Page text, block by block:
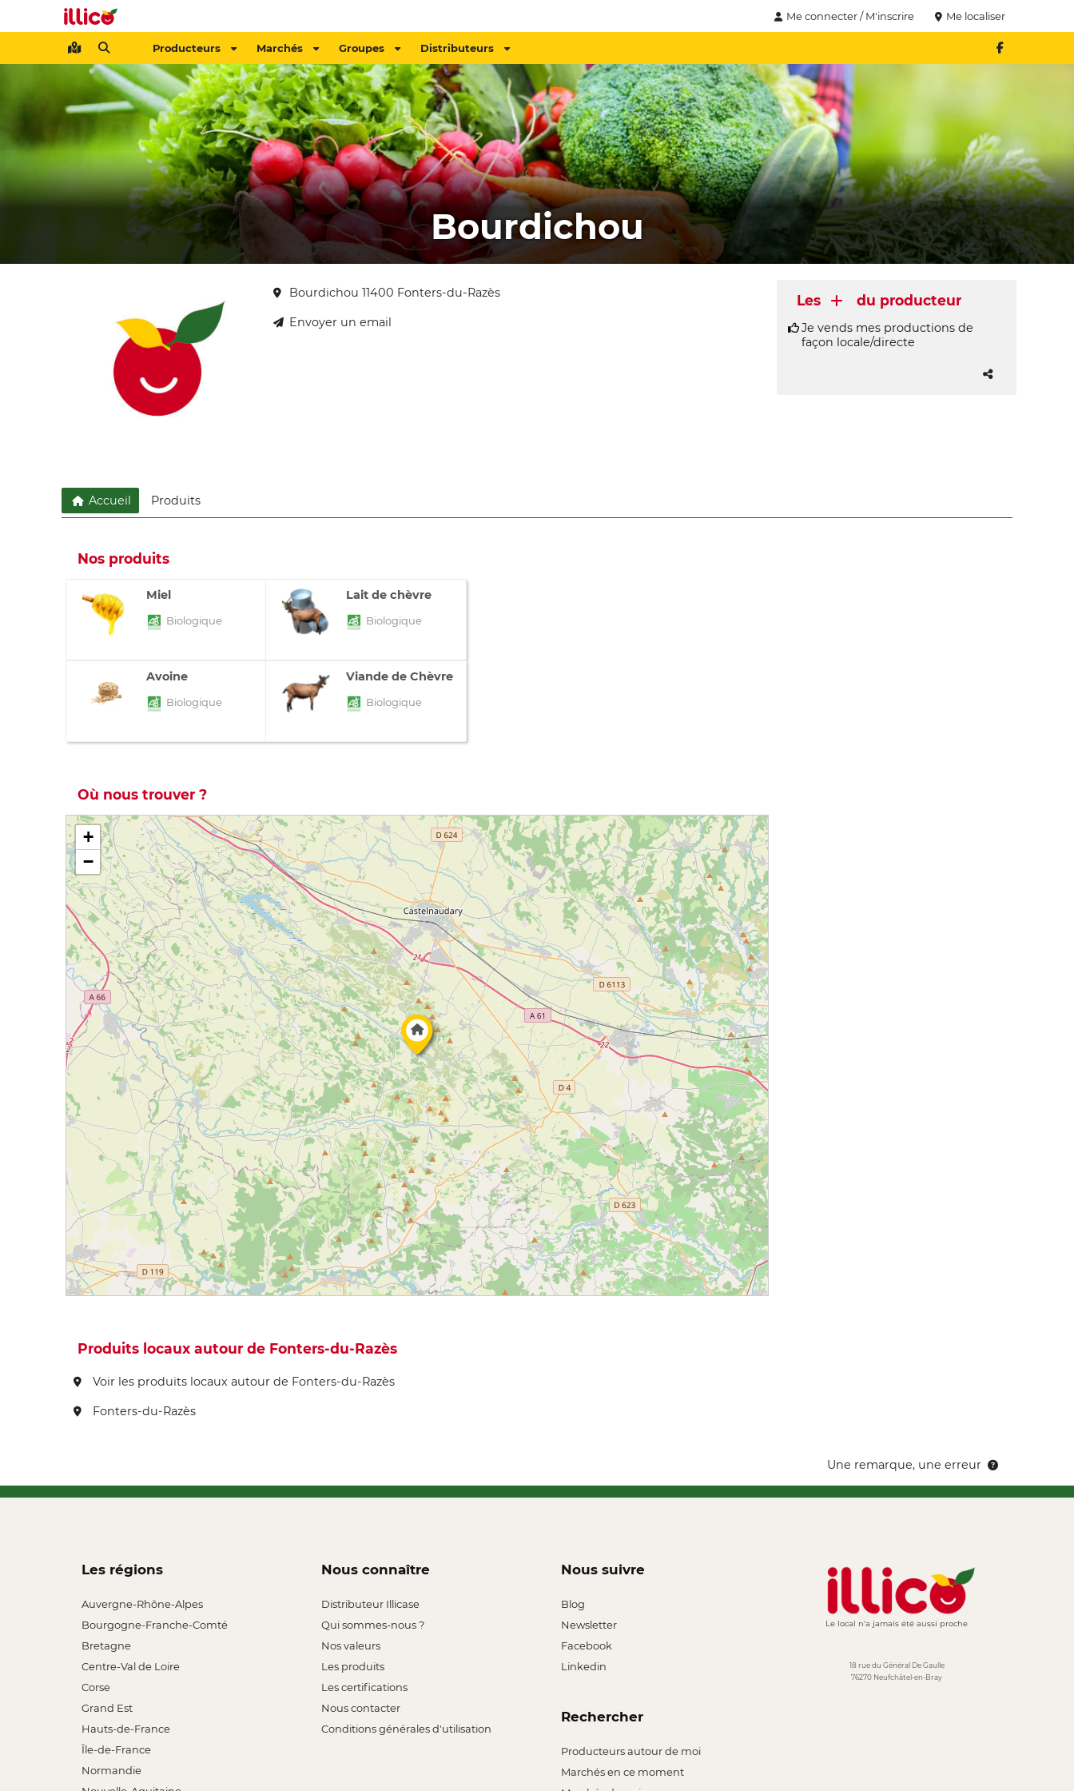
Me connecter / M'inscrire Me localiser
Producteurs Marchés Groupes Distributeurs
Bourdichou
Bourdichou 11400 Fonters-du-Razès
Envoyer un email
Les du producteur
Je vends mes productions de
façon locale/directe
Accueil Produits
Nos produits
Miel
Biologique
Lait de chèvre
Biologique
Avoine
Biologique
Viande de Chèvre
Biologique
Où nous trouver ?
+
−
Produits locaux autour de Fonters-du-Razès
Voir les produits locaux autour de Fonters-du-Razès
Fonters-du-Razès
Une remarque, une erreur
Les régions
Auvergne-Rhône-Alpes
Bourgogne-Franche-Comté
Bretagne
Centre-Val de Loire
Corse
Grand Est
Hauts-de-France
Île-de-France
Normandie
Nous connaître
Distributeur Illicase
Qui sommes-nous ?
Nos valeurs
Les produits
Les certifications
Nous contacter
Conditions générales d'utilisation
Nous suivre
Blog
Newsletter
Facebook
Linkedin
Rechercher
Producteurs autour de moi
Marchés en ce moment
Le local n'a jamais été aussi proche
18 rue du Général De Gaulle
76270 Neufchâtel-en-Bray